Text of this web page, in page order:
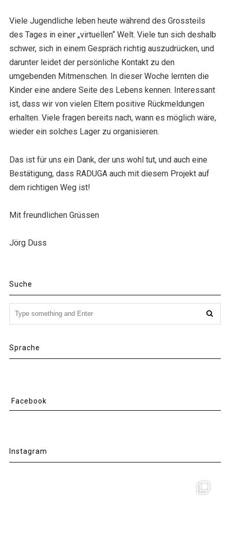
Viele Jugendliche leben heute während des Grossteils
des Tages in einer „virtuellen“ Welt. Viele tun sich deshalb
schwer, sich in einem Gespräch richtig auszudrücken, und
darunter leidet der persönliche Kontakt zu den
umgebenden Mitmenschen. In dieser Woche lernten die
Kinder eine andere Seite des Lebens kennen. Interessant
ist, dass wir von vielen Eltern positive Rückmeldungen
erhalten. Viele fragen bereits nach, wann es möglich wäre,
wieder ein solches Lager zu organisieren.
Das ist für uns ein Dank, der uns wohl tut, und auch eine
Bestätigung, dass RADUGA auch mit diesem Projekt auf
dem richtigen Weg ist!
Mit freundlichen Grüssen
Jörg Duss
Suche
Sprache
Facebook
Instagram